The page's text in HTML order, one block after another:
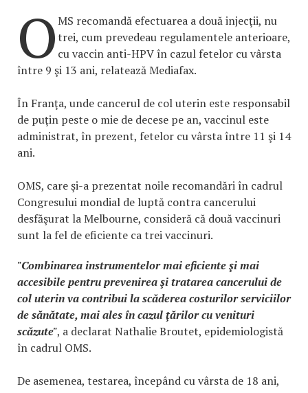
OMS recomandă efectuarea a două injecţii, nu
trei, cum prevedeau regulamentele anterioare,
cu vaccin anti-HPV în cazul fetelor cu vârsta
între 9 şi 13 ani, relatează Mediafax.
În Franţa, unde cancerul de col uterin este responsabil
de puţin peste o mie de decese pe an, vaccinul este
administrat, în prezent, fetelor cu vârsta între 11 şi 14
ani.
OMS, care şi-a prezentat noile recomandări în cadrul
Congresului mondial de luptă contra cancerului
desfăşurat la Melbourne, consideră că două vaccinuri
sunt la fel de eficiente ca trei vaccinuri.
"Combinarea instrumentelor mai eficiente şi mai
accesibile pentru prevenirea şi tratarea cancerului de
col uterin va contribui la scăderea costurilor serviciilor
de sănătate, mai ales în cazul ţărilor cu venituri
scăzute", a declarat Nathalie Broutet, epidemiologistă
în cadrul OMS.
De asemenea, testarea, începând cu vârsta de 18 ani,